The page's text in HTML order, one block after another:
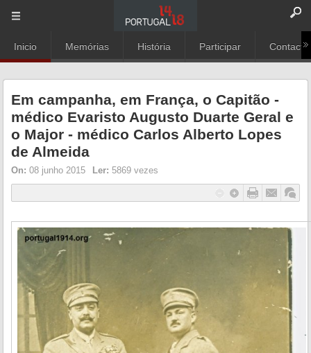
Inicio Memórias História Participar
Em campanha, em França, o Capitão -
médico Evaristo Augusto Duarte Geral e
o Major - médico Carlos Alberto Lopes
de Almeida
On: 08 junho 2015 Ler: 5869 vezes